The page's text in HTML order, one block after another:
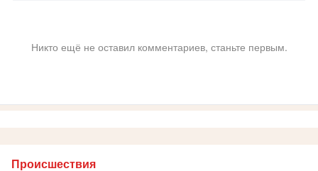
Никто ещё не оставил комментариев, станьте первым.
Происшествия